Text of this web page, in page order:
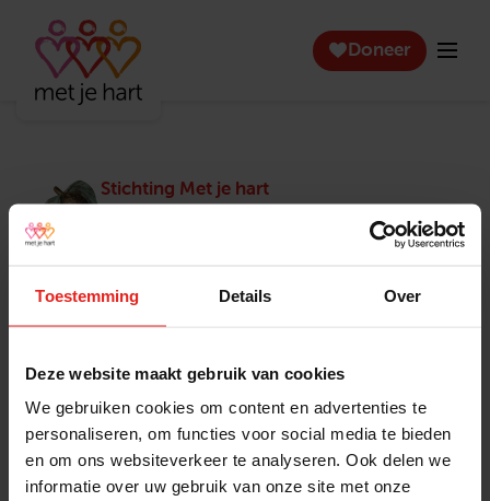
Toestemming Details Over
Deze website maakt gebruik van cookies
We gebruiken cookies om content en advertenties te
personaliseren, om functies voor social media te bieden
en om ons websiteverkeer te analyseren. Ook delen we
informatie over uw gebruik van onze site met onze
Doneer
Stichting Met je hart
Stichting Met je hart laat ouderen die zich
eenzaam voelen weer genieten en inspireert
winnaar van het Appeltje van Oranje.
Actuele vacatures
Pers en media
Jaarverslag 2025
Contact
Klachtenprocedure
Privacyverklaring
Opzeggen